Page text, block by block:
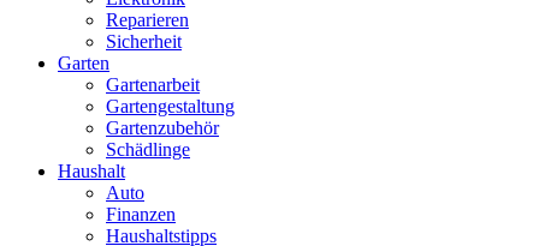
Reparieren
Sicherheit
Garten
Gartenarbeit
Gartengestaltung
Gartenzubehör
Schädlinge
Haushalt
Auto
Finanzen
Haushaltstipps